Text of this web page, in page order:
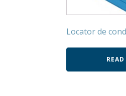
Locator de